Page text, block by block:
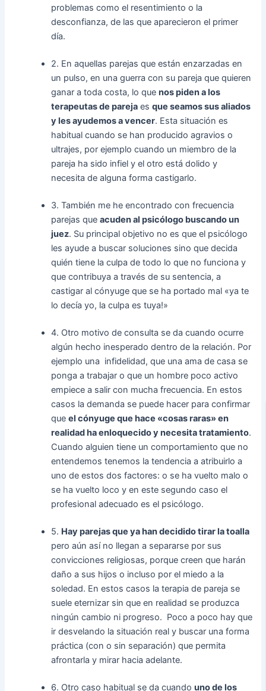
problemas como el resentimiento o la
desconfianza, de las que aparecieron el primer
día.
2. En aquellas parejas que están enzarzadas en
un pulso, en una guerra con su pareja que quieren
ganar a toda costa, lo quenos piden a los
terapeutas de pareja esque seamos sus aliados
y les ayudemos a vencer. Esta situación es
habitual cuando se han producido agravios o
ultrajes, por ejemplo cuando un miembro de la
pareja ha sido infiel y el otro está dolido y
necesita de alguna forma castigarlo.
3. También me he encontrado con frecuencia
parejas queacuden al psicólogo buscando un
juez. Su principal objetivo no es que el psicólogo
les ayude a buscar soluciones sino que decida
quién tiene la culpa de todo lo que no funciona y
que contribuya a través de su sentencia, a
castigar al cónyuge que se ha portado mal «ya te
lo decía yo, la culpa es tuya!»
4. Otro motivo de consulta se da cuando ocurre
algún hecho inesperado dentro de la relación. Por
ejemplo una infidelidad, que una ama de casa se
ponga a trabajar o que un hombre poco activo
empiece a salir con mucha frecuencia. En estos
casos la demanda se puede hacer para confirmar
queel cónyuge que hace «cosas raras» en
realidad ha enloquecido y necesita tratamiento.
Cuando alguien tiene un comportamiento que no
entendemos tenemos la tendencia a atribuirlo a
uno de estos dos factores: o se ha vuelto malo o
se ha vuelto loco y en este segundo caso el
profesional adecuado es el psicólogo.
5. Hay parejas que ya han decidido tirar la toalla
pero aún así no llegan a separarse por sus
convicciones religiosas, porque creen que harán
daño a sus hijos o incluso por el miedo a la
soledad. En estos casos la terapia de pareja se
suele eternizar sin que en realidad se produzca
ningún cambio ni progreso. Poco a poco hay que
ir desvelando la situación real y buscar una forma
práctica (con o sin separación) que permita
afrontarla y mirar hacia adelante.
6. Otro caso habitual se da cuandouno de los